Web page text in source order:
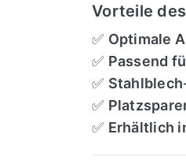
Vorteile
✅ Optimale
✅ Passend
✅
✅
✅ Erhältlich